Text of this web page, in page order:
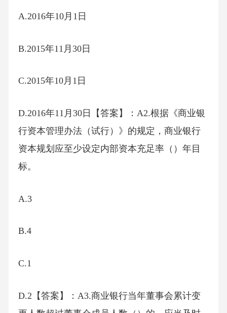
A.2016年10月1日
B.2015年11月30日
C.2015年10月1日
D.2016年11月30日【答案】：A2.根据《商业银
行资本管理办法（试行）》的规定，商业银行
资本规划应至少设定内部资本充足率（）年目
标。
A.3
B.4
C.1
D.2【答案】：A3.商业银行当年董事会累计变